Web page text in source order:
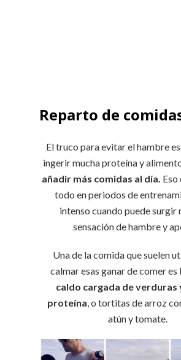
Reparto de
El truco para evitar el hambre
ingerir mucha proteína y
añadir más comidas al día.
todo en periodos de
intenso cuando puede surgir
sensación de hambre y
Una de la comida que suelen
calmar esas ganar de comer es
caldo cargada de verduras
proteína , o tortitas de arroz
atún y tomate.